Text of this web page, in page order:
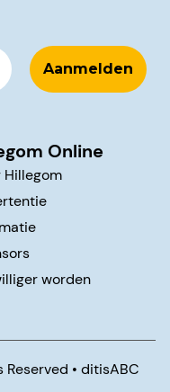
Online
Hillegom
worden
• ditisABC